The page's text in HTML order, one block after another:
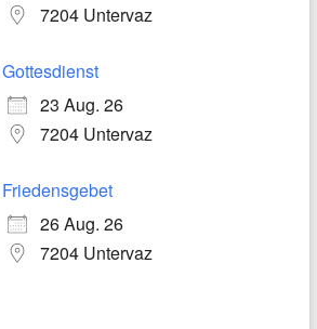
7204 Untervaz
Gottesdienst
23 Aug. 26
7204 Untervaz
Friedensgebet
26 Aug. 26
7204 Untervaz